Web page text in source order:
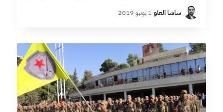
نهاية التفاهمات القديمة بين تلك الأطراف، الأمر الذي دفع
بصراعات وتحالفات جديدة قائمة…
ساشا العلو·1 يونيو 2019